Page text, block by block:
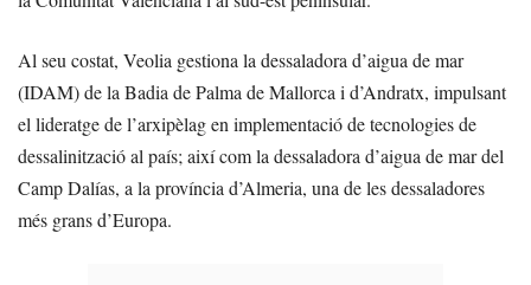
Al seu costat, Veolia gestiona la dessaladora d’aigua de mar
(IDAM) de la Badia de Palma de Mallorca i d’Andratx, impulsant
el lideratge de l’arxipèlag en implementació de tecnologies de
dessalinització al país; així com la dessaladora d’aigua de mar del
Camp Dalías, a la província d’Almeria, una de les dessaladores
més grans d’Europa.